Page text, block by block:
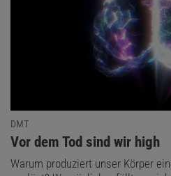
DMT
:
Vor dem Tod sind wir high
Warum produziert unser Körper